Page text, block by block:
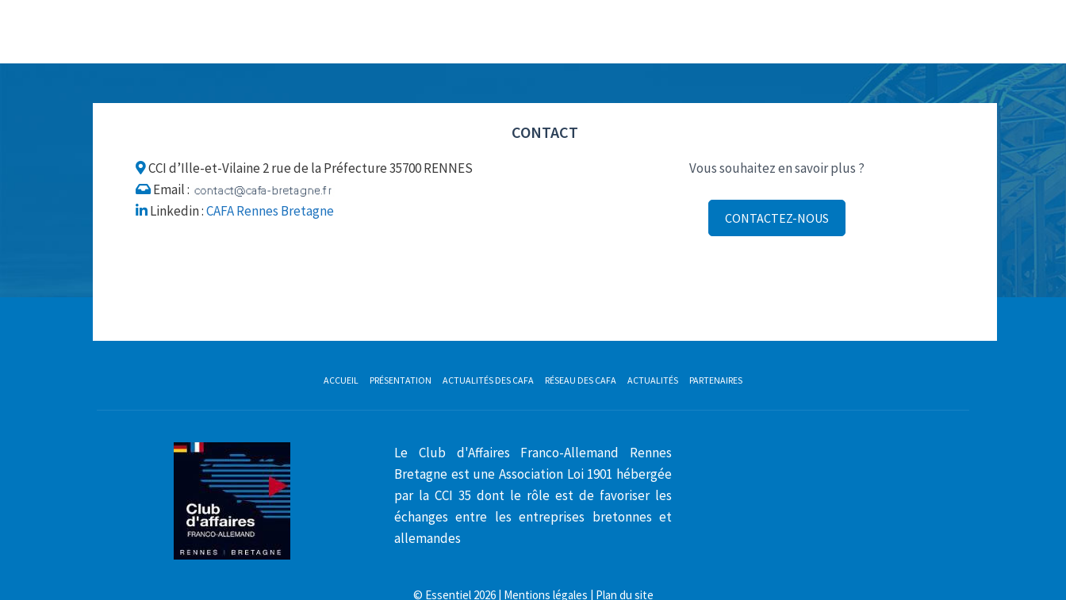
CONTACT
CCI d’Ille-et-Vilaine 2 rue de la Préfecture 35700 RENNES
Email :
Linkedin :CAFA Rennes Bretagne
Vous souhaitez en savoir plus ?
CONTACTEZ-NOUS
ACCUEIL PRÉSENTATION ACTUALITÉS DES CAFA RÉSEAU DES CAFA ACTUALITÉS PARTENAIRES
Le Club d'Affaires Franco-Allemand Rennes
Bretagne est une Association Loi 1901 hébergée
par la CCI 35 dont le rôle est de favoriser les
échanges entre les entreprises bretonnes et
allemandes
© Essentiel 2026 | Mentions légales | Plan du site